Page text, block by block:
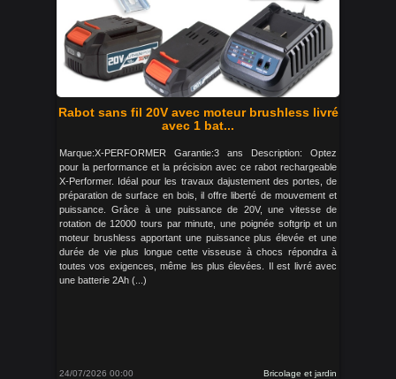
Rabot sans fil 20V avec moteur brushless livré
avec 1 bat...
Marque:X-PERFORMER Garantie:3 ans Description: Optez
pour la performance et la précision avec ce rabot rechargeable
X-Performer. Idéal pour les travaux dajustement des portes, de
préparation de surface en bois, il offre liberté de mouvement et
puissance. Grâce à une puissance de 20V, une vitesse de
rotation de 12000 tours par minute, une poignée softgrip et un
moteur brushless apportant une puissance plus élevée et une
durée de vie plus longue cette visseuse à chocs répondra à
toutes vos exigences, même les plus élevées. Il est livré avec
une batterie 2Ah (...)
24/07/2026 00:00 Bricolage et jardin